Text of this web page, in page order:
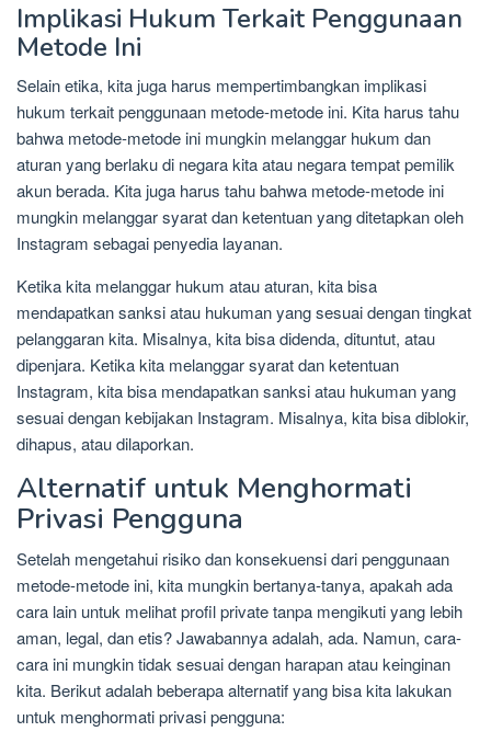
Implikasi Hukum Terkait Penggunaan
Metode Ini
Selain etika, kita juga harus mempertimbangkan implikasi
hukum terkait penggunaan metode-metode ini. Kita harus tahu
bahwa metode-metode ini mungkin melanggar hukum dan
aturan yang berlaku di negara kita atau negara tempat pemilik
akun berada. Kita juga harus tahu bahwa metode-metode ini
mungkin melanggar syarat dan ketentuan yang ditetapkan oleh
Instagram sebagai penyedia layanan.
Ketika kita melanggar hukum atau aturan, kita bisa
mendapatkan sanksi atau hukuman yang sesuai dengan tingkat
pelanggaran kita. Misalnya, kita bisa didenda, dituntut, atau
dipenjara. Ketika kita melanggar syarat dan ketentuan
Instagram, kita bisa mendapatkan sanksi atau hukuman yang
sesuai dengan kebijakan Instagram. Misalnya, kita bisa diblokir,
dihapus, atau dilaporkan.
Alternatif untuk Menghormati
Privasi Pengguna
Setelah mengetahui risiko dan konsekuensi dari penggunaan
metode-metode ini, kita mungkin bertanya-tanya, apakah ada
cara lain untuk melihat profil private tanpa mengikuti yang lebih
aman, legal, dan etis? Jawabannya adalah, ada. Namun, cara-
cara ini mungkin tidak sesuai dengan harapan atau keinginan
kita. Berikut adalah beberapa alternatif yang bisa kita lakukan
untuk menghormati privasi pengguna: